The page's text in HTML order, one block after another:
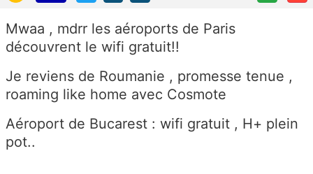
Mwaa , mdrr les aéroports de Paris
découvrent le wifi gratuit!!
Je reviens de Roumanie , promesse tenue ,
roaming like home avec Cosmote
Aéroport de Bucarest : wifi gratuit , H+ plein
pot..